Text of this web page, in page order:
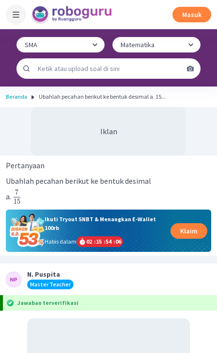
Masuk
Beranda Ubahlah pecahan berikut ke bentuk desimal a. 15...
Iklan
Pertanyaan
Ubahlah pecahan berikut ke bentuk desimal
a.
15
7
Ikuti Tryout SNBT & Menangkan E-Wallet
100rb
Habis dalam
02 :15 :54 :06
Klaim
N. Puspita
Master Teacher
Jawaban terverifikasi